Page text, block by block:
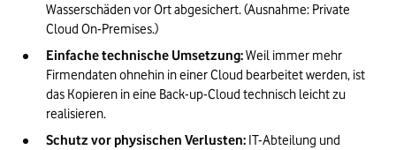
Wasserschäden vor Ort abgesichert. (Ausnahme: Private
Cloud On-Premises.)
Einfache technische Umsetzung: Weil immer mehr
Firmendaten ohnehin in einer Cloud bearbeitet werden, ist
das Kopieren in eine Back-up-Cloud technisch leicht zu
realisieren.
Schutz vor physischen Verlusten: IT-Abteilung und